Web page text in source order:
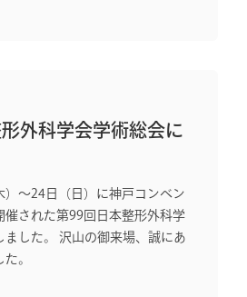
外科学会学術総会に
）〜24日（日）に神戸コンベン
催された第99回日本整形外科学
ました。 沢山の御来場、誠にあ
。